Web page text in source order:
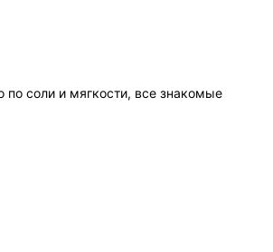
по соли и мягкости, все знакомые